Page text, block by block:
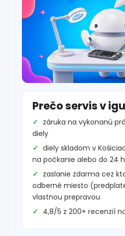
Prečo servis v
záruka na vykonanú
diely
diely skladom v
na počkanie alebo do 24
zaslanie zdarma cez
odberné miesto
vlastnou prepravou
4,8/5 z 200+ recenzií